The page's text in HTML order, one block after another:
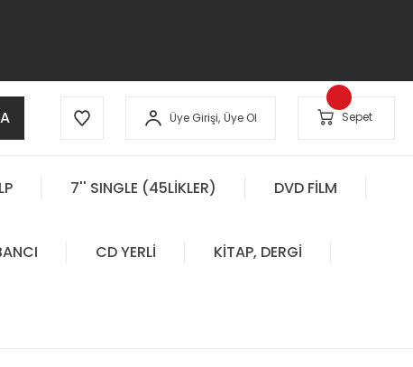
Üye Girişi, Üye Ol Sepet
7'' SINGLE (45LİKLER) DVD FİLM
CD YERLİ KİTAP, DERGİ